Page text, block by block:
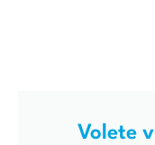
Volete